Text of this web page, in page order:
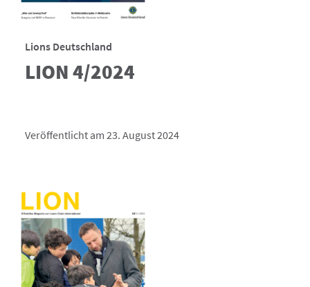
Lions Deutschland
LION 4/2024
Veröffentlicht am 23. August 2024